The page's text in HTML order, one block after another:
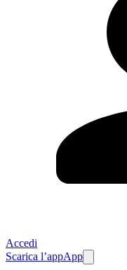
Accedi
Scarica l’appApp